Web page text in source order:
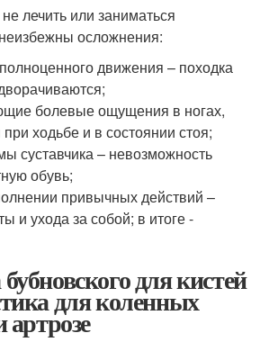
лечить или заниматься
осложнения:
движения – походка
болевые ощущения в ногах,
ходьбе и в состоянии стоя;
суставчика – невозможность
обувь;
привычных действий –
и ухода за собой; в итоге -
для кистей
для коленных
артрозе